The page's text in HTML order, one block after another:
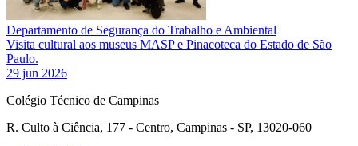
Departamento de Segurança do Trabalho e Ambiental
Visita cultural aos museus MASP e Pinacoteca do Estado de São
Paulo.
29 jun 2026
Colégio Técnico de Campinas
R. Culto à Ciência, 177 - Centro, Campinas - SP, 13020-060